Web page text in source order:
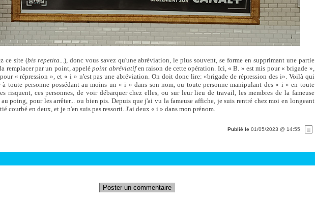
ce site (bis repetita... ), donc vous savez qu'une abréviation, le plus souvent, se forme en supprimant une partie
remplacer par un point, appelépoint abréviatifen raison de cette opération. Ici, « B. » est mis pour « brigade »,
« répression », et « i » n'est pas une abréviation. On doit donc lire: «brigade de répression des i». Voilà qui
à toute personne possédant au moins un « i » dans son nom, ou toute personne manipulant des « i » en toute
risquent, ces personnes, de voir débarquer chez elles, ou sur leur lieu de travail, les membres de la fameuse
au poing, pour les arrêter... ou bien pis. Depuis que j'ai vu la fameuse affiche, je suis rentré chez moi en longeant
courbé en deux, et je n'en suis pas ressorti. J'ai deux « i » dans mon prénom.
Publié le 01/05/2023 @ 14:55
Poster un commentaire